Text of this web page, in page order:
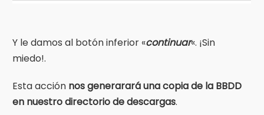
Y le damos al botón inferior «continuar«. ¡Sin
miedo!.
Esta acción nos generarará una copia de la BBDD
en nuestro directorio de descargas.